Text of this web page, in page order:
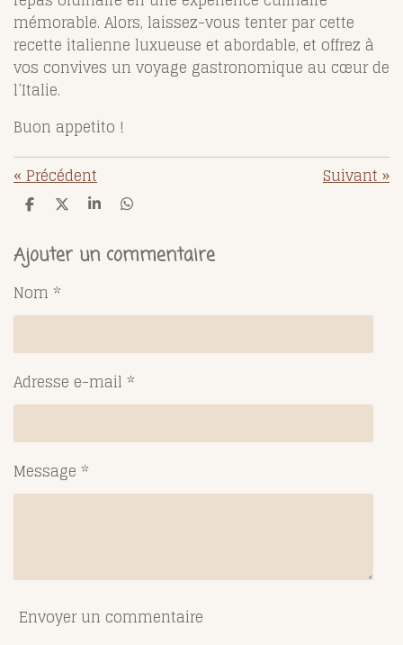
mémorable. Alors, laissez-vous tenter par cette
recette italienne luxueuse et abordable, et offrez à
vos convives un voyage gastronomique au cœur de
l’Italie.
Buon appetito !
«Précédent Suivant»
P
t
a
e
r
P
t
a
r
P
t
a
r
P
t
a
r
Ajouter un commentaire
Nom *
Adresse e-mail *
Message *
Envoyer un commentaire